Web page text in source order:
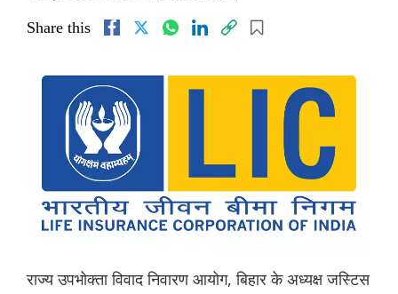
Share this
राज्य उपभोक्ता विवाद निवारण आयोग, बिहार के अध्यक्ष जस्टिस